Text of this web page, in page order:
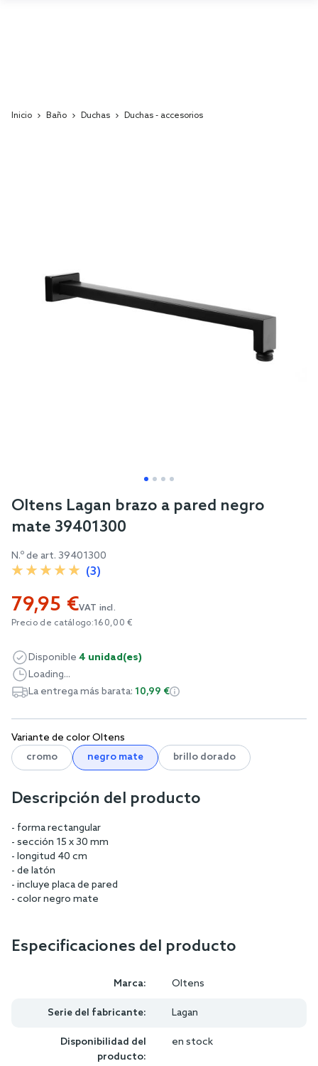
Inicio Baño Duchas Duchas - accesorios
gallery
Skip
beginning
of
images
gallery
Oltens Lagan brazo a pared negro
mate 39401300
N.º de art. 39401300
(3)
79,95 €VAT incl.
Precio de catálogo:160,00 €
Variante de color Oltens
cromo
negro mate brillo dorado
Disponible 4 unidad(es)
Loading...
La entrega más barata: 10,99 €
Descripción del producto
- forma rectangular
- sección 15 x 30 mm
- longitud 40 cm
- de latón
- incluye placa de pared
- color negro mate
Especificaciones del producto
Marca: Oltens
Serie del fabricante: Lagan
Disponibilidad del
producto:
en stock